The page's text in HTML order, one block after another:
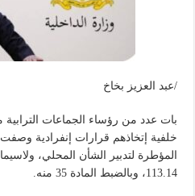
/عبد العزيز بخاخ
بات عدد من رؤساء الجماعات
خلفية إتخاذهم قرارات إنفرادية وصفت
المؤطرة لتدبير الشأن المحلي،
113.14، وبالضبط المادة 35 منه.